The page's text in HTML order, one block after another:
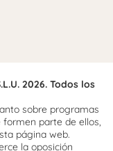
2026. Todos los
sobre programas
parte de ellos,
página web.
la oposición